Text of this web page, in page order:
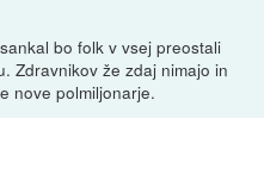
bo folk v vsej preostali
Zdravnikov že zdaj nimajo in
nove polmiljonarje.